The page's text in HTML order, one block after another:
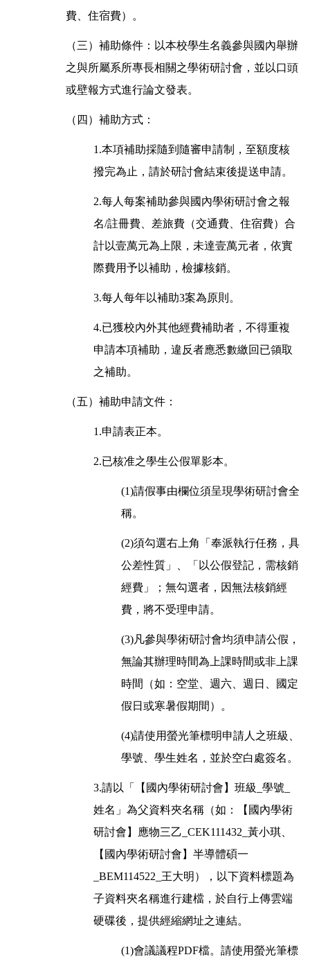
費、住宿費）。
（三）補助條件：以本校學生名義參與國內舉辦
之與所屬系所專長相關之學術研討會，並以口頭
或壁報方式進行論文發表。
（四）補助方式：
1.本項補助採隨到隨審申請制，至額度核
撥完為止，請於研討會結束後提送申請。
2.每人每案補助參與國內學術研討會之報
名/註冊費、差旅費（交通費、住宿費）合
計以壹萬元為上限，未達壹萬元者，依實
際費用予以補助，檢據核銷。
3.每人每年以補助3案為原則。
4.已獲校內外其他經費補助者，不得重複
申請本項補助，違反者應悉數繳回已領取
之補助。
（五）補助申請文件：
1.申請表正本。
2.已核准之學生公假單影本。
(1)請假事由欄位須呈現學術研討會全
稱。
(2)須勾選右上角「奉派執行任務，具
公差性質」、「以公假登記，需核銷
經費」；無勾選者，因無法核銷經
費，將不受理申請。
(3)凡參與學術研討會均須申請公假，
無論其辦理時間為上課時間或非上課
時間（如：空堂、週六、週日、國定
假日或寒暑假期間）。
(4)請使用螢光筆標明申請人之班級、
學號、學生姓名，並於空白處簽名。
3.請以「【國內學術研討會】班級_學號_
姓名」為父資料夾名稱（如：【國內學術
研討會】應物三乙_CEK111432_黃小琪、
【國內學術研討會】半導體碩一
_BEM114522_王大明），以下資料標題為
子資料夾名稱進行建檔，於自行上傳雲端
硬碟後，提供經縮網址之連結。
(1)會議議程PDF檔。請使用螢光筆標